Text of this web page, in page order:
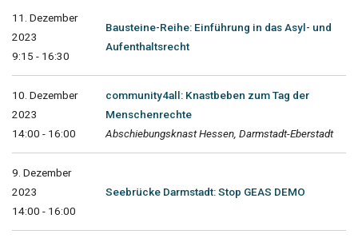
11. Dezember
2023
9:15 - 16:30
Bausteine-Reihe: Einführung in das Asyl- und
Aufenthaltsrecht
10. Dezember
2023
14:00 - 16:00
community4all: Knastbeben zum Tag der
Menschenrechte
Abschiebungsknast Hessen, Darmstadt-Eberstadt
9. Dezember
2023
14:00 - 16:00
Seebrücke Darmstadt: Stop GEAS DEMO